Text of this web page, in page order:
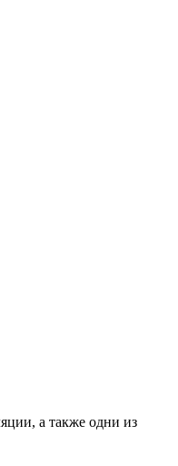
а также одни из